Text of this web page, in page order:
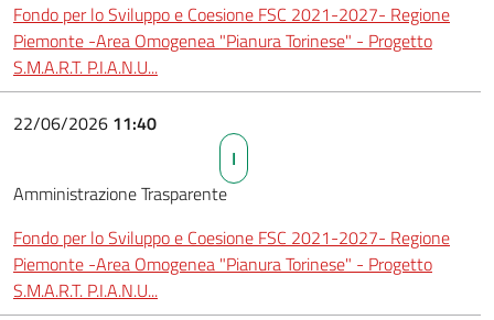
Fondo per lo Sviluppo e Coesione FSC 2021-2027- Regione
Piemonte -Area Omogenea "Pianura Torinese" - Progetto
S.M.A.R.T. P.I.A.N.U...
22/06/2026 11:40
I
Amministrazione Trasparente
Fondo per lo Sviluppo e Coesione FSC 2021-2027- Regione
Piemonte -Area Omogenea "Pianura Torinese" - Progetto
S.M.A.R.T. P.I.A.N.U...